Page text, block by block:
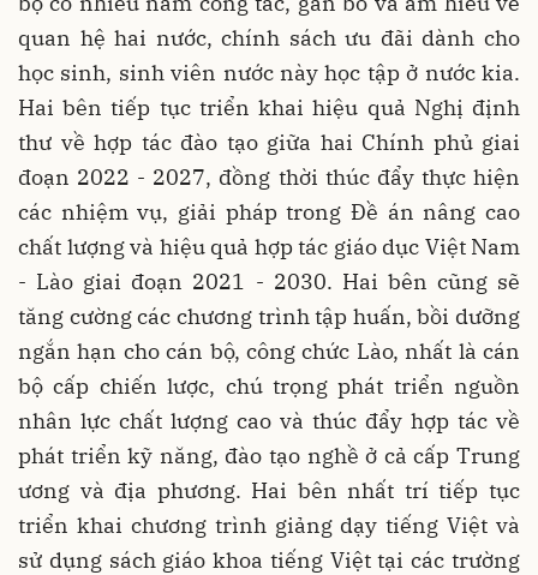
quan hệ hai nước, chính sách ưu đãi dành cho
học sinh, sinh viên nước này học tập ở nước kia.
Hai bên tiếp tục triển khai hiệu quả Nghị định
thư về hợp tác đào tạo giữa hai Chính phủ giai
đoạn 2022 - 2027, đồng thời thúc đẩy thực hiện
các nhiệm vụ, giải pháp trong Đề án nâng cao
chất lượng và hiệu quả hợp tác giáo dục Việt Nam
- Lào giai đoạn 2021 - 2030. Hai bên cũng sẽ
tăng cường các chương trình tập huấn, bồi dưỡng
ngắn hạn cho cán bộ, công chức Lào, nhất là cán
bộ cấp chiến lược, chú trọng phát triển nguồn
nhân lực chất lượng cao và thúc đẩy hợp tác về
phát triển kỹ năng, đào tạo nghề ở cả cấp Trung
ương và địa phương. Hai bên nhất trí tiếp tục
triển khai chương trình giảng dạy tiếng Việt và
sử dụng sách giáo khoa tiếng Việt tại các trường